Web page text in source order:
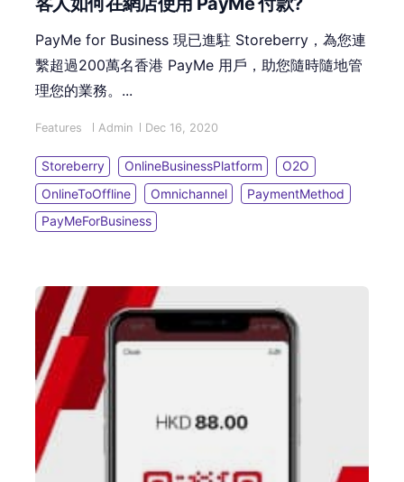
PayMe for Business 現已進駐 Storeberry，為您連
繫超過200萬名香港 PayMe 用戶，助您隨時隨地管
理您的業務。...
Features Admin Dec 16, 2020
Storeberry OnlineBusinessPlatform
O2O
OnlineToOffline
Omnichannel
PaymentMethod
PayMeForBusiness